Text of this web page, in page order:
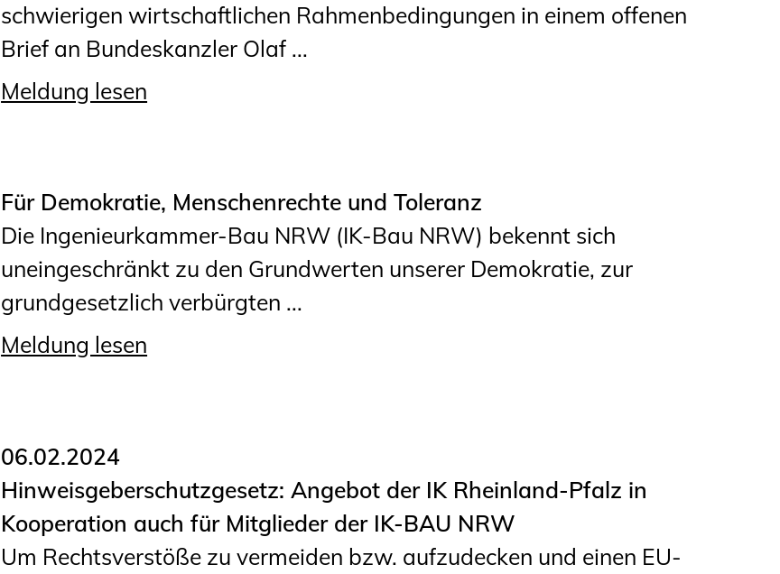
schwierigen wirtschaftlichen Rahmenbedingungen in einem offenen
Brief an Bundeskanzler Olaf ...
Meldung lesen
Für Demokratie, Menschenrechte und Toleranz
Die Ingenieurkammer-Bau NRW (IK-Bau NRW) bekennt sich
uneingeschränkt zu den Grundwerten unserer Demokratie, zur
grundgesetzlich verbürgten ...
Meldung lesen
06.02.2024
Hinweisgeberschutzgesetz: Angebot der IK Rheinland-Pfalz in
Kooperation auch für Mitglieder der IK-BAU NRW
Um Rechtsverstöße zu vermeiden bzw. aufzudecken und einen EU-